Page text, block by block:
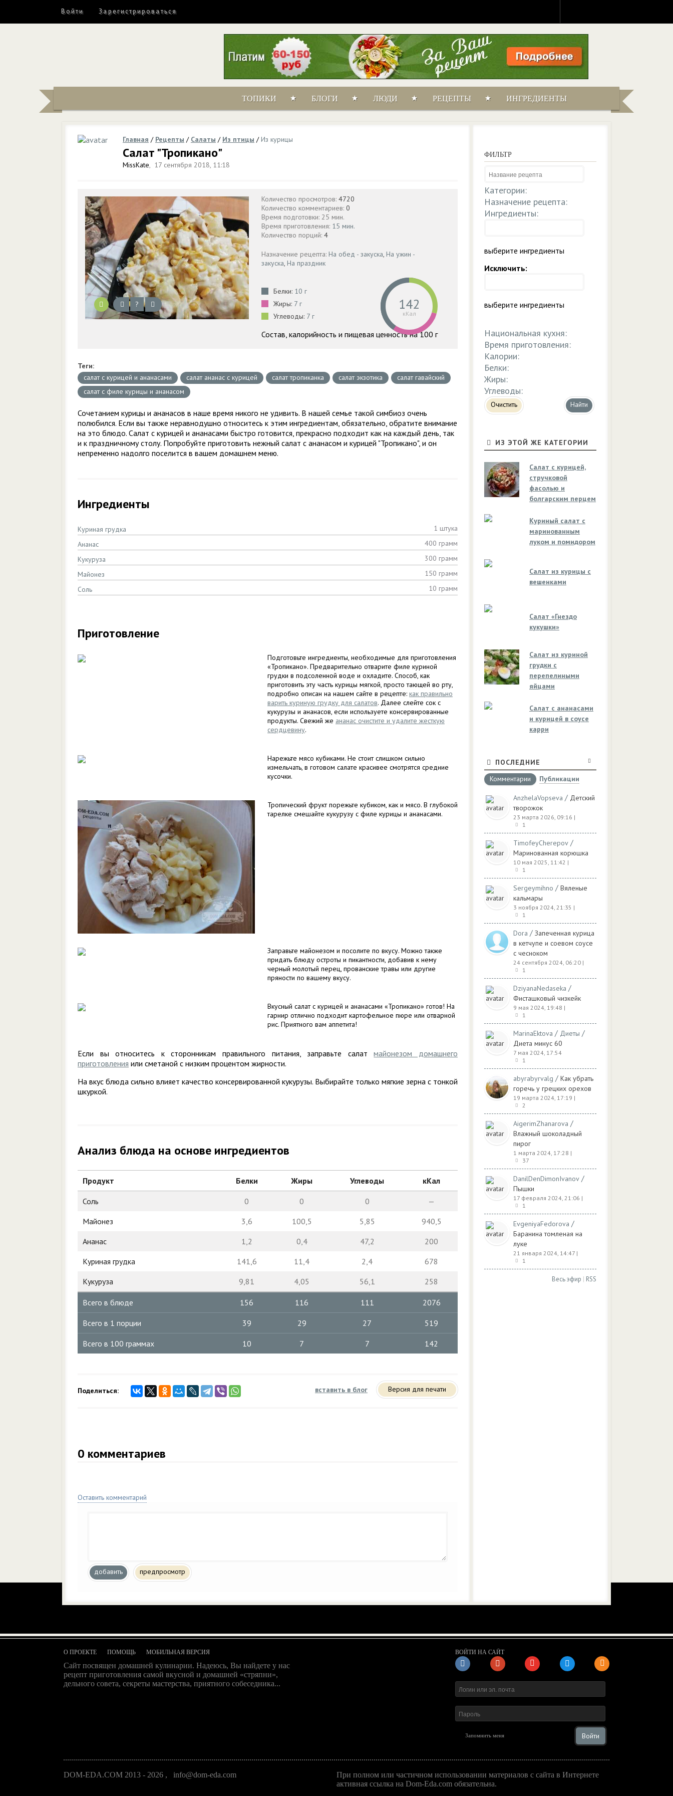
Войти Зарегистрироваться
ТОПИКИ БЛОГИ ЛЮДИ РЕЦЕПТЫ ИНГРЕДИЕНТЫ
Главная / Рецепты / Салаты / Из птицы /Из курицы
Салат "Тропикано"
MissKate, 17 сентября 2018, 11:18
?
Количество просмотров: 4720
Количество комментариев: 0
Время подготовки: 25 мин.
Время приготовления: 15 мин.
Количество порций: 4
Назначение рецепта: На обед - закуска, На ужин -
закуска, На праздник
Белки: 10 г
Жиры: 7 г
Углеводы: 7 г
142
кКал
Состав, калорийность и пищевая ценность на 100 г
Теги:
салат с курицей и ананасами
салат ананас с курицей салат тропиканка салат экзотика
салат гавайский
салат с филе курицы и ананасом
Сочетанием курицы и ананасов в наше время никого не удивить. В нашей семье такой симбиоз очень
полюбился. Если вы также неравнодушно относитесь к этим ингредиентам, обязательно, обратите внимание
на это блюдо. Салат с курицей и ананасами быстро готовится, прекрасно подходит как на каждый день, так
и к праздничному столу. Попробуйте приготовить нежный салат с ананасом и курицей "Тропикано", и он
непременно надолго поселится в вашем домашнем меню.
Ингредиенты
Куриная грудка
1 штука
Ананас
400 грамм
Кукуруза
300 грамм
Майонез
150 грамм
Соль
10 грамм
Приготовление
Подготовьте ингредиенты, необходимые для приготовления
«Тропикано». Предварительно отварите филе куриной
грудки в подсоленной воде и охладите. Способ, как
приготовить эту часть курицы мягкой, просто тающей во рту,
подробно описан на нашем сайте в рецепте: как правильно
варить куриную грудку для салатов. Далее слейте сок с
кукурузы и ананасов, если используете консервированные
продукты. Свежий же ананас очистите и удалите жесткую
сердцевину.
Нарежьте мясо кубиками. Не стоит слишком сильно
измельчать, в готовом салате красивее смотрятся средние
кусочки.
Тропический фрукт порежьте кубиком, как и мясо. В глубокой
тарелке смешайте кукурузу с филе курицы и ананасами.
Заправьте майонезом и посолите по вкусу. Можно также
придать блюду остроты и пикантности, добавив к нему
черный молотый перец, прованские травы или другие
пряности по вашему вкусу.
Вкусный салат с курицей и ананасами «Тропикано» готов! На
гарнир отлично подходит картофельное пюре или отварной
рис. Приятного вам аппетита!
Если вы относитесь к сторонникам правильного питания, заправьте салатмайонезом домашнего
приготовления или сметаной с низким процентом жирности.
На вкус блюда сильно влияет качество консервированной кукурузы. Выбирайте только мягкие зерна с тонкой
шкуркой.
Анализ блюда на основе ингредиентов
Продукт Белки Жиры Углеводы кКал
Соль 0 0 0
—
Майонез
3,6 100,5 5,85
940,5
Ананас
1,2 0,4 47,2
200
Куриная грудка
141,6 11,4 2,4
678
Кукуруза
9,81 4,05 56,1 258
Всего в блюде 156 116 111 2076
Всего в 1 порции 39 29 27 519
Всего в 100 граммах 10 7 7 142
Поделиться: вставить в блог Версия для печати
0 комментариев
Оставить комментарий
добавить предпросмотр
ФИЛЬТР
Категории:
Назначение рецепта:
Ингредиенты:
выберите ингредиенты
Исключить:
выберите ингредиенты
Национальная кухня:
Время приготовления:
Калории:
Белки:
Жиры:
Углеводы:
Очистить
ИЗ ЭТОЙ ЖЕ КАТЕГОРИИ
Салат с курицей,
стручковой
фасолью и
болгарским перцем
Куриный салат с
маринованным
луком и помидором
Салат из курицы с
вешенками
Салат «Гнездо
кукушки»
Салат из куриной
грудки с
перепелиными
яйцами
Салат с ананасами
и курицей в соусе
карри
ПОСЛЕДНИЕ
Комментарии
Публикации
AnzhelaVopseva / Детский
творожок
23 марта 2026, 09:16 |
1
TimofeyCherepov /
Маринованная корюшка
10 мая 2025, 11:42 |
1
Sergeymihno / Вяленые
кальмары
3 ноября 2024, 21:35 |
1
Dora / Запеченная курица
в кетчупе и соевом соусе
с чесноком
24 сентября 2024, 06:20 |
1
DziyanaNedaseka /
Фисташковый чизкейк
9 мая 2024, 19:48 |
1
MarinaEktova / Диеты /
Диета минус 60
7 мая 2024, 17:54
1
abyrabyrvalg / Как убрать
горечь у грецких орехов
19 марта 2024, 17:19 |
2
AigerimZhanarova /
Влажный шоколадный
пирог
1 марта 2024, 17:28 |
37
DanilDenDimonIvanov /
Пышки
17 февраля 2024, 21:06 |
1
EvgeniyaFedorova /
Баранина томленая на
луке
21 января 2024, 14:47 |
1
Весь эфир | RSS
О ПРОЕКТЕ ПОМОЩЬ МОБИЛЬНАЯ ВЕРСИЯ
Сайт посвящен домашней кулинарии. Надеюсь, Вы найдете у нас
рецепт приготовления самой вкусной и домашней «стряпни»,
дельного совета, секреты мастерства, приятного собеседника...
ВОЙТИ НА САЙТ
Запомнить меня Войти
DOM-EDA.COM 2013 - 2026 , info@dom-eda.com
При полном или частичном использовании материалов с сайта в Интернете
активная ссылка на Dom-Eda.com обязательна.